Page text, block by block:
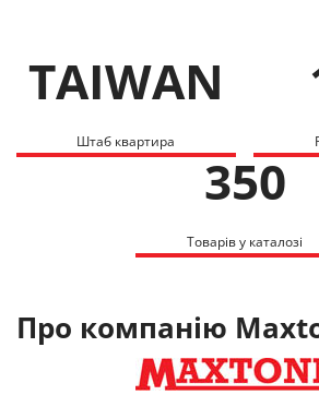
TAIWAN
Штаб квартира
350
Товарів у каталозі
Про компанію